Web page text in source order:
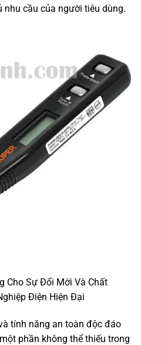
cầu của người tiêu dùng.
Cho Sự Đổi Mới Và Chất
Điện Hiện Đại
tính năng an toàn độc đáo
phần không thể thiếu trong